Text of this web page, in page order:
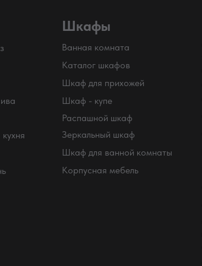
Распашной шкаф
Шкаф для прихожей
Шкаф - купе
Каталог шкафов
Шкаф для ванной комнаты
Зеркальный шкаф
Корпусная мебель
Ванная комната
Шкафы